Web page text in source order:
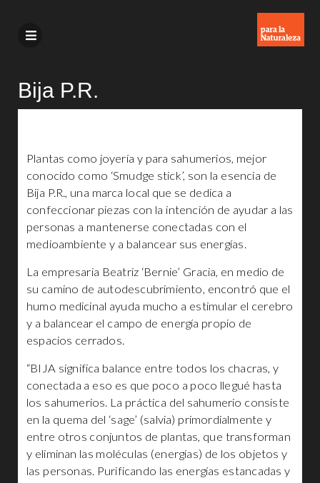
Bija P.R.
Plantas como joyería y para sahumerios, mejor
conocido como ‘Smudge stick’, son la esencia de
Bija P.R., una marca local que se dedica a
confeccionar piezas con la intención de ayudar a las
personas a mantenerse conectadas con el
medioambiente y a balancear sus energías.
La empresaria Beatriz ‘Bernie’ Gracia, en medio de
su camino de autodescubrimiento, encontró que el
humo medicinal ayuda mucho a estimular el cerebro
y a balancear el campo de energía propio de
espacios cerrados.
“BIJA significa balance entre todos los chacras, y
conectada a eso es que poco a poco llegué hasta
los sahumerios. La práctica del sahumerio consiste
en la quema del ‘sage’ (salvia) primordialmente y
entre otros conjuntos de plantas, que transforman
y eliminan las moléculas (energías) de los objetos y
las personas. Purificando las energías estancadas y